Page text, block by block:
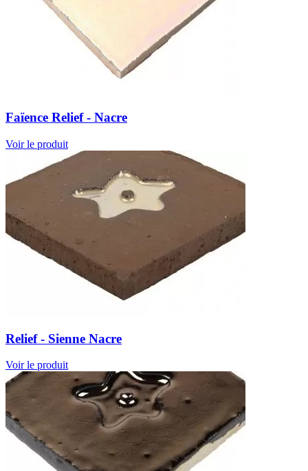
Faïence Relief - Nacre
Voir le produit
Relief - Sienne Nacre
Voir le produit